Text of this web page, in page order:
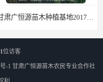
甘肃广恒源苗木种植基地2017年种植3000万一年生梭梭树苗
位访客
-1 甘肃广恒源苗木农民专业合作社